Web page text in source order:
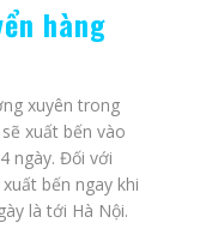
hàng
xuyên trong
xuất bến vào
ngày. Đối với
bến ngay khi
là tới Hà Nội.